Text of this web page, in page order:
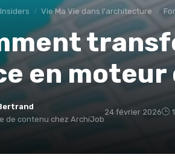
Vie Ma Vie dans l'architecture
en
de contenu chez ArchiJob
24 février 2026